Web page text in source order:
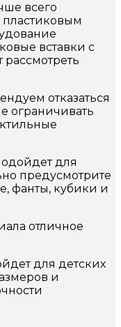
всего
пластиковым
вставки с
рассмотреть
отказаться
ограничивать
для
предусмотрите
фанты, кубики и
отличное
для детских
и